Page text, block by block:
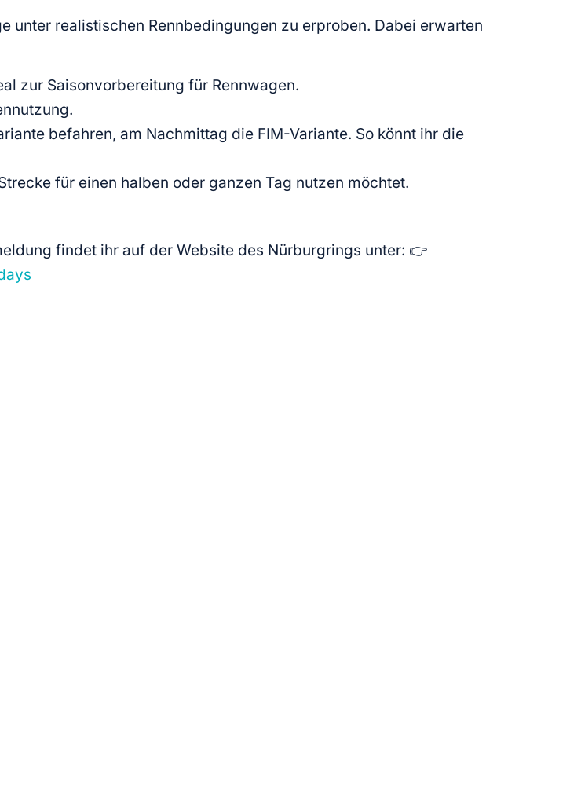
unter realistischen Rennbedingungen zu erproben. Dabei erwarten
zur Saisonvorbereitung für Rennwagen.
befahren, am Nachmittag die FIM-Variante. So könnt ihr die
für einen halben oder ganzen Tag nutzen möchtet.
findet ihr auf der Website des Nürburgrings unter: 👉